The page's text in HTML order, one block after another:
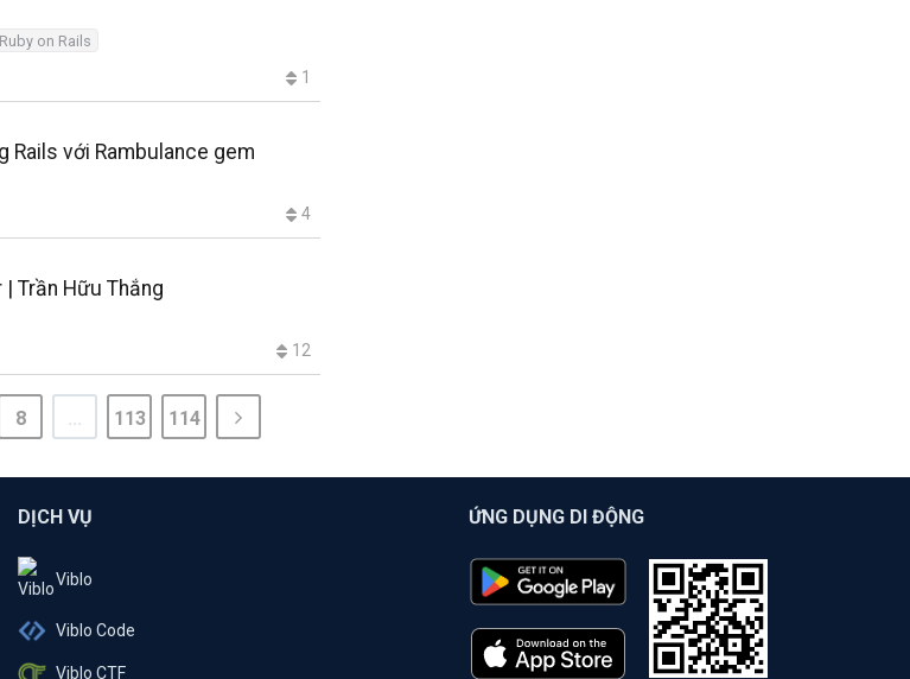
Ruby on Rails
1
với Rambulance gem
4
Trần Hữu Thắng
12
8 ... 113 114
DỊCH VỤ
Viblo
Viblo Code
Viblo CTF
ỨNG DỤNG DI ĐỘNG